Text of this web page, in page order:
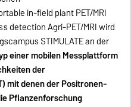
in-field plant PET/MRI
detection Agri-PET/MRI wird
STIMULATE an der
einer mobilen Messplattform
der
mit denen der Positronen-
Pflanzenforschung